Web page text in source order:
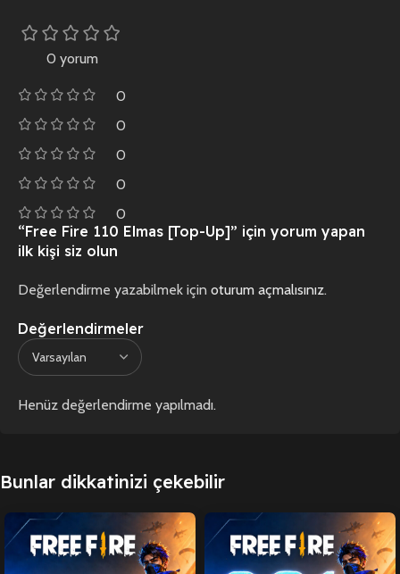
0 yorum
0
0
0
0
0
Değerlendirmeler
Henüz değerlendirme yapılmadı.
“Free Fire 110 Elmas [Top-Up]” için yorum yapan
ilk kişi siz olun
Değerlendirme yazabilmek için oturum açmalısınız.
Bunlar dikkatinizi çekebilir